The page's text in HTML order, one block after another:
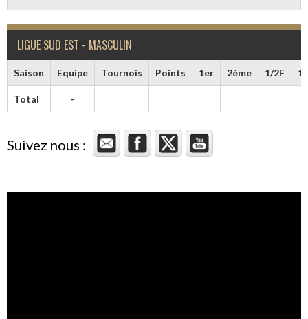
LIGUE SUD EST - MASCULIN
Saison Equipe Tournois Points 1er 2ème 1/2F
Total -
Suivez nous :